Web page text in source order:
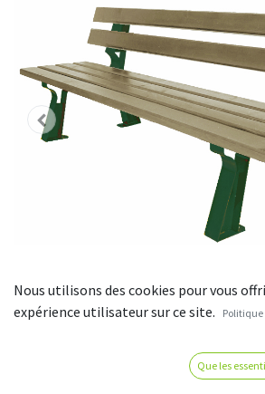
Banc rustique - bois
longueur 195 cm
Nous utilisons des cookies pour vous
expérience utilisateur sur ce site.
Que les